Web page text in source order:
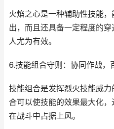
火焰之心是一种辅助性技能
出，而且还具备一定程度的
人尤为有效。
6.技能组合守则：协同作战，
技能组合是发挥烈火技能威
合可以使技能的效果最大化
在战斗中占据上风。